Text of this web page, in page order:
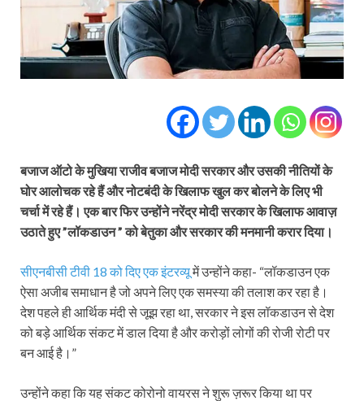
बजाज ऑटो के मुखिया राजीव बजाज मोदी सरकार और उसकी नीतियों के
घोर आलोचक रहे हैं और नोटबंदी के खिलाफ खुल कर बोलने के लिए भी
चर्चा में रहे हैं। एक बार फिर उन्होंने नरेंद्र मोदी सरकार के खिलाफ आवाज़
उठाते हुए ”लॉकडाउन ” को बेतुका और सरकार की मनमानी करार दिया।
सीएनबीसी टीवी 18 को दिए एक इंटरव्यूमें उन्होंने कहा- “लॉकडाउन एक
ऐसा अजीब समाधान है जो अपने लिए एक समस्या की तलाश कर रहा है।
देश पहले ही आर्थिक मंदी से जूझ रहा था, सरकार ने इस लॉकडाउन से देश
को बड़े आर्थिक संकट में डाल दिया है और करोड़ों लोगों की रोजी रोटी पर
बन आई है।”
उन्होंने कहा कि यह संकट कोरोनो वायरस ने शुरू ज़रूर किया था पर